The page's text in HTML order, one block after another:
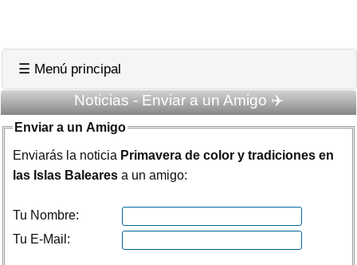
☰ Menú principal
Noticias - Enviar a un Amigo ✈️
Enviar a un Amigo
Enviarás la noticia Primavera de color y tradiciones en
las Islas Baleares a un amigo:
Tu Nombre:
Tu E-Mail: